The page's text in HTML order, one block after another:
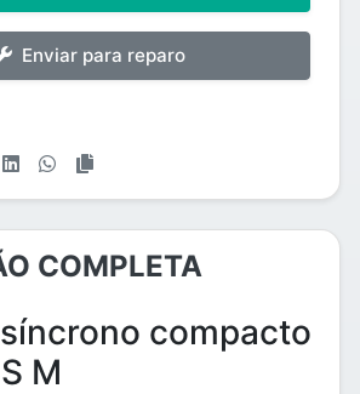
Enviar para reparo
COMPLETA
compacto
M